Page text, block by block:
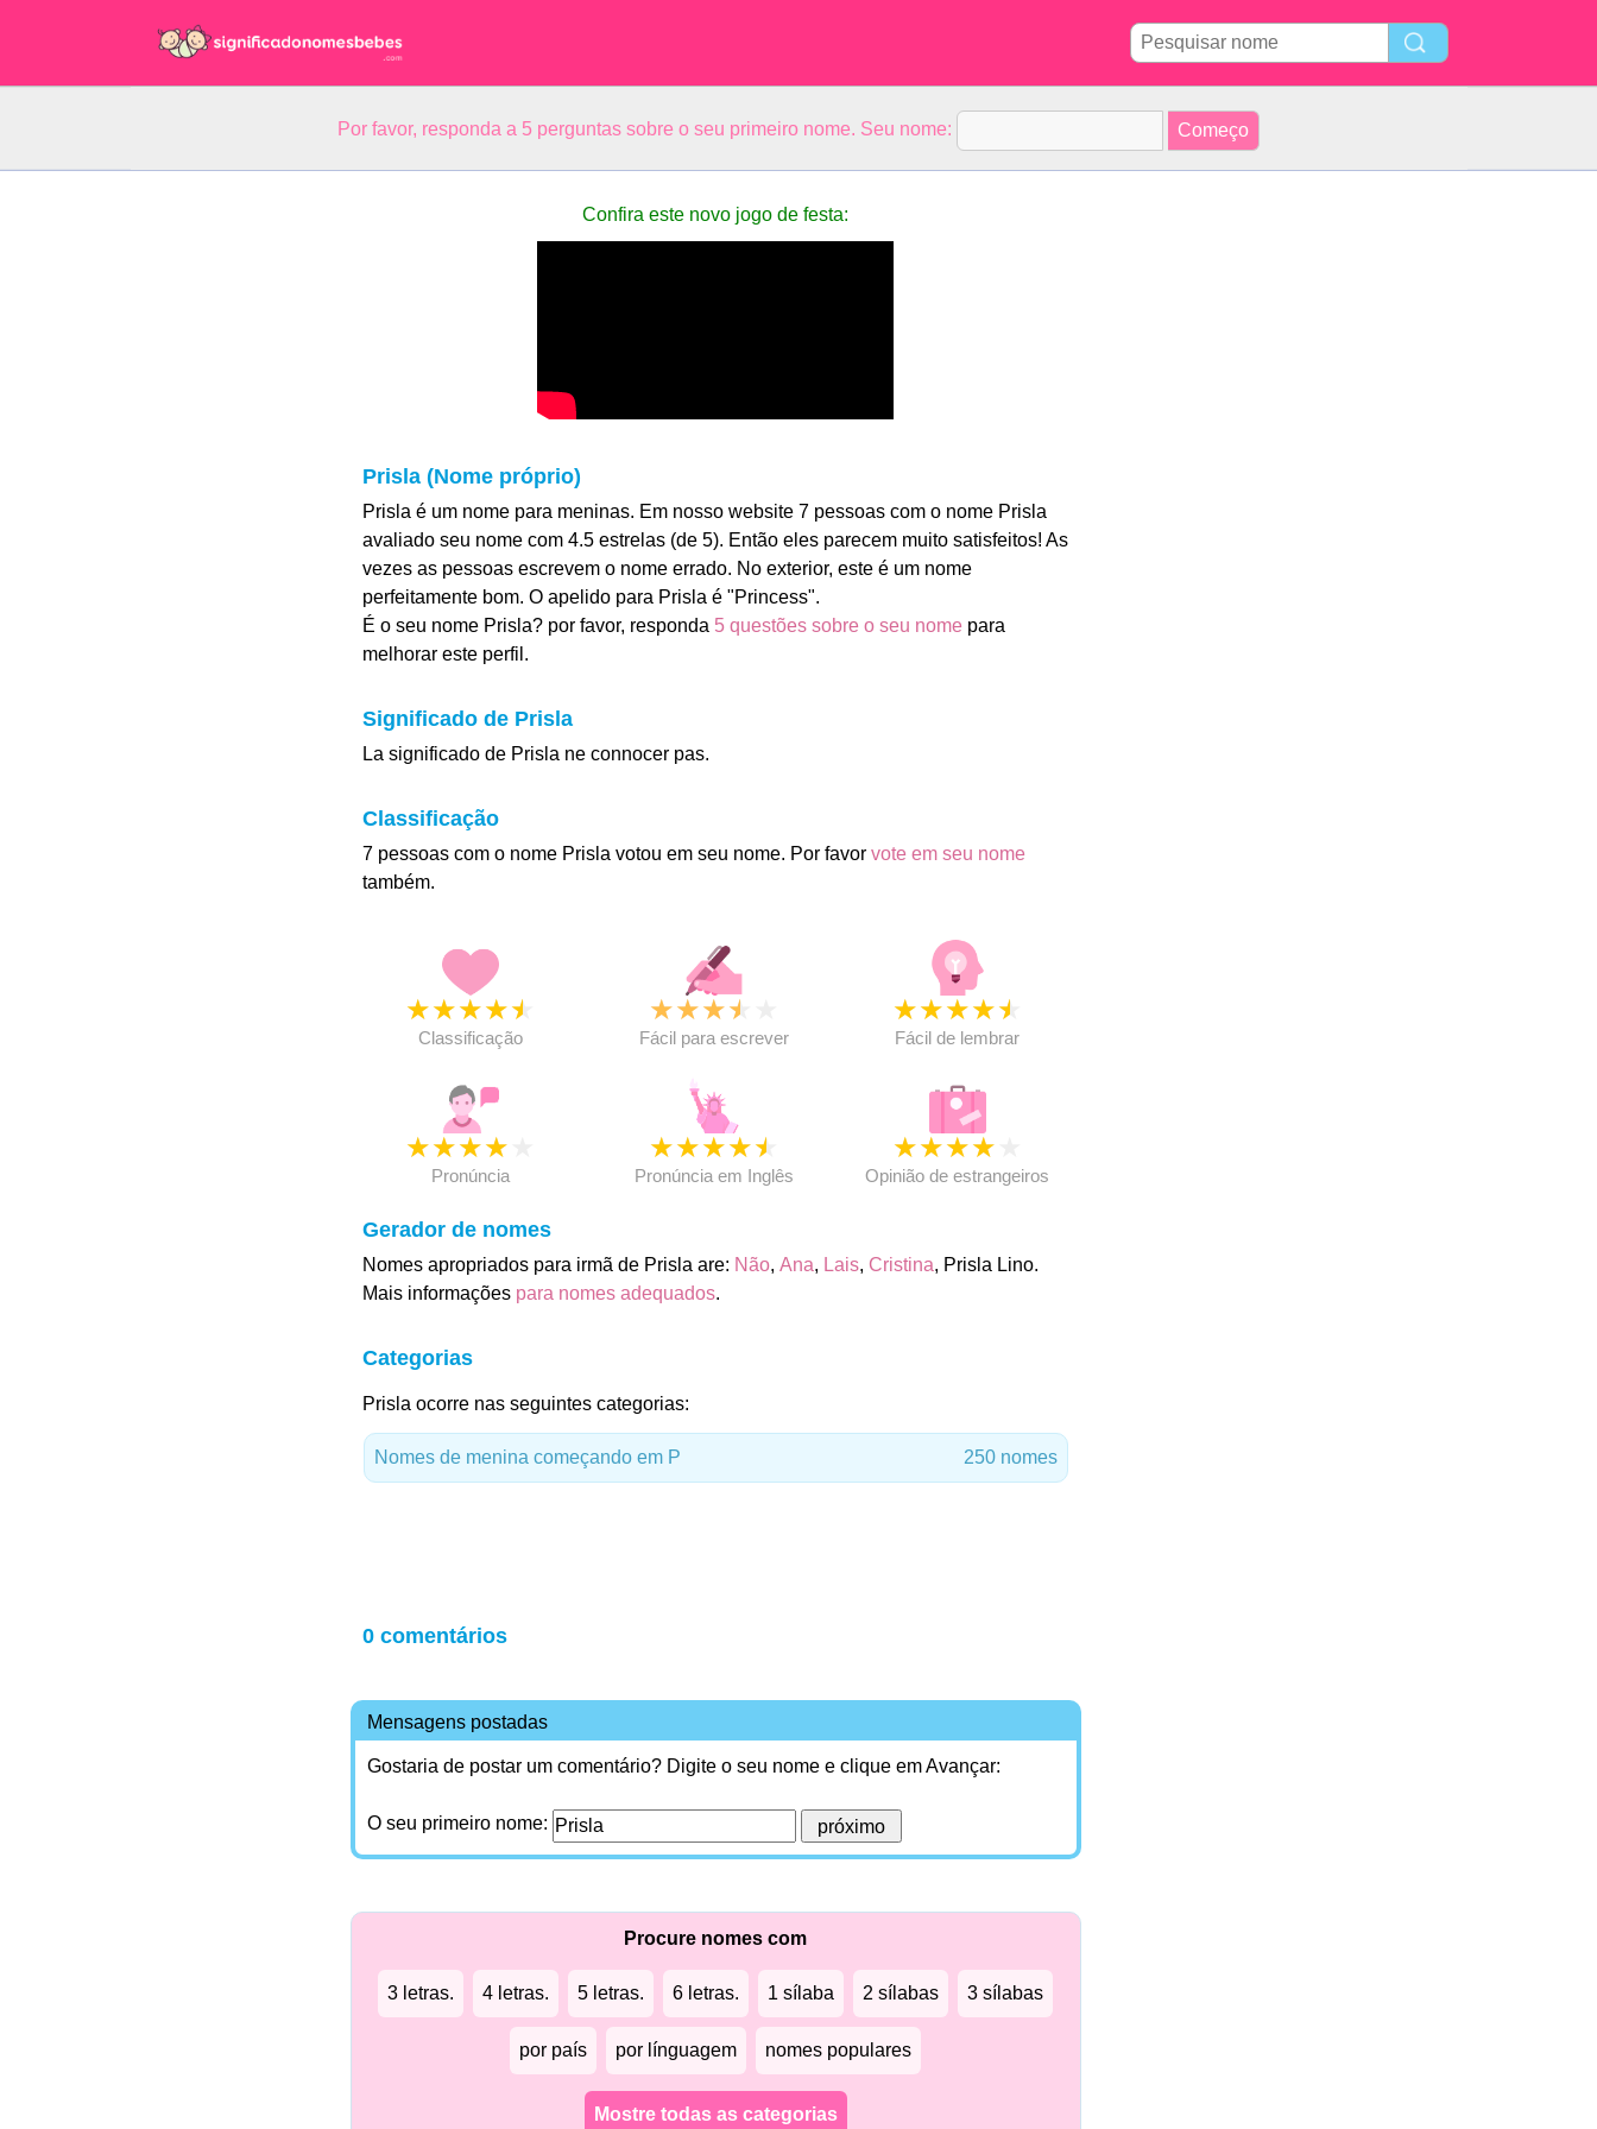
Por favor, responda a 5 perguntas sobre o seu primeiro nome. Seu nome:
Confira este novo jogo de festa:
Prisla (Nome próprio)
Prisla é um nome para meninas. Em nosso website 7 pessoas com o nome Prisla
avaliado seu nome com 4.5 estrelas (de 5). Então eles parecem muito satisfeitos! As
vezes as pessoas escrevem o nome errado. No exterior, este é um nome
perfeitamente bom. O apelido para Prisla é "Princess".
É o seu nome Prisla? por favor, responda 5 questões sobre o seu nomepara
melhorar este perfil.
Significado de Prisla
La significado de Prisla ne connocer pas.
Classificação
7 pessoas com o nome Prisla votou em seu nome. Por favor vote em seu nome
também.
★★★★★
Classificação
★★★★
Fácil para escrever
★★★★★
Fácil de lembrar
★★★★
Pronúncia
★★★★★
Pronúncia em Inglês
★★★★
Opinião de estrangeiros
Gerador de nomes
Nomes apropriados para irmã de Prisla are: Não, Ana, Lais, Cristina, Prisla Lino.
Mais informações para nomes adequados.
Categorias
Prisla ocorre nas seguintes categorias:
Nomes de menina começando em P 250 nomes
0 comentários
Mensagens postadas
Gostaria de postar um comentário? Digite o seu nome e clique em Avançar:
O seu primeiro nome:
Procure nomes com
3 letras. 4 letras. 5 letras. 6 letras. 1 sílaba 2 sílabas 3 sílabas
por país por línguagem nomes populares
Mostre todas as categorias